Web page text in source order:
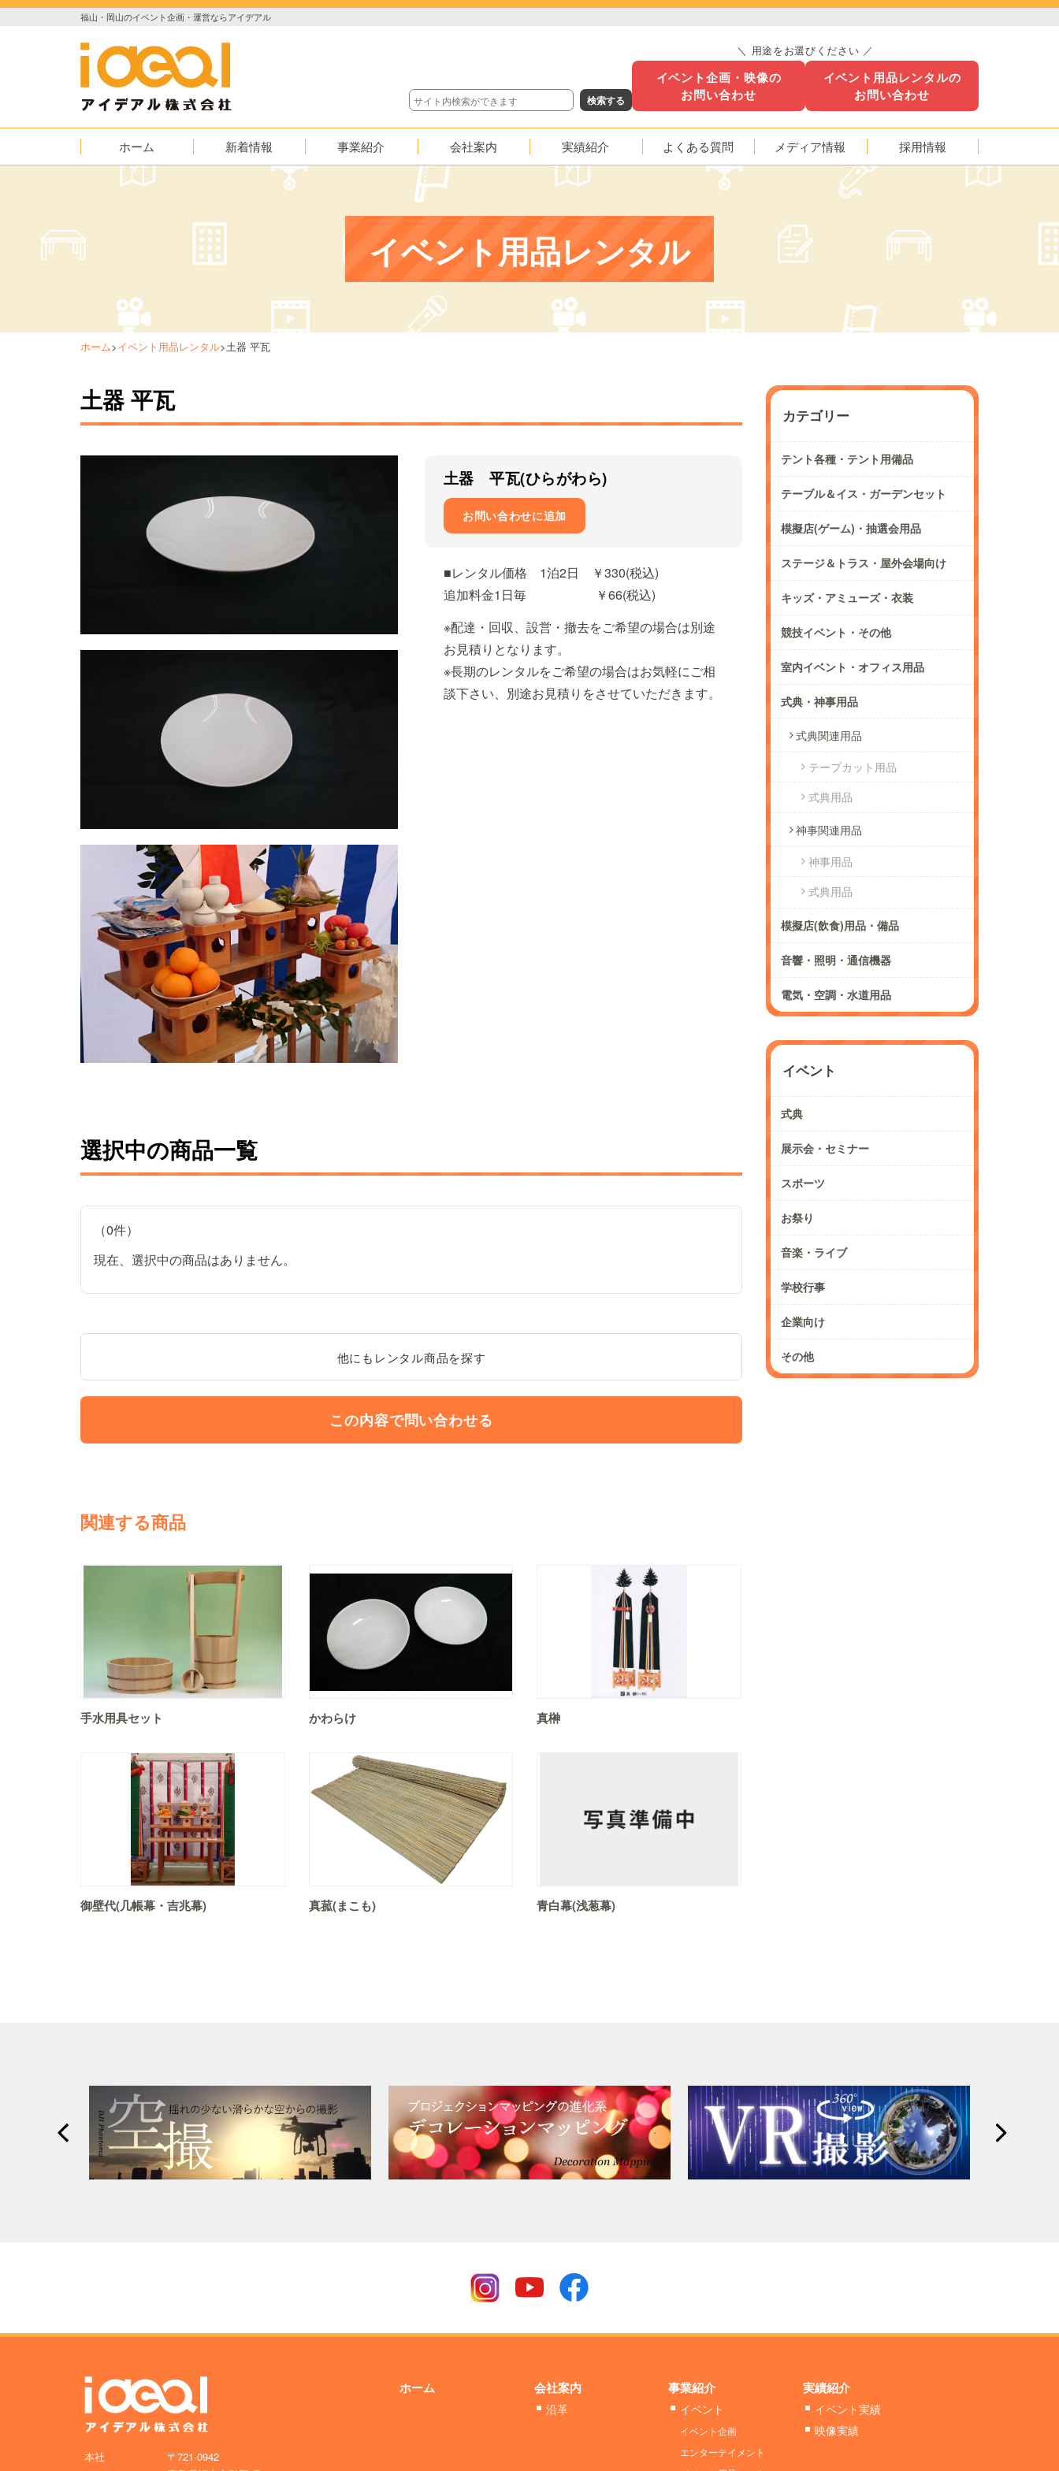
福山・岡山のイベント企画・運営ならアイデアル
＼ 用途をお選びください ／
イベント企画・映像の
お問い合わせ
イベント用品レンタルの
お問い合わせ
ホーム 新着情報
お知らせ
事業紹介
イベント
AED普及応援
会社案内
沿革
実績紹介
イベント実績
よくある質問 メディア情報 採用情報
イベント用品レンタル
ホーム>イベント用品レンタル>土器 平瓦
土器 平瓦
土器 平瓦(ひらがわら)
お問い合わせに追加
■レンタル価格 1泊2日 ￥330(税込)
追加料金1日毎 ￥66(税込)
※配達・回収、設営・撤去をご希望の場合は別途
お見積りとなります。
※長期のレンタルをご希望の場合はお気軽にご相
談下さい、別途お見積りをさせていただきます。
選択中の商品一覧
（0件）
現在、選択中の商品はありません。
他にもレンタル商品を探す
この内容で問い合わせる
関連する商品
手水用具セット かわらけ 真榊
御壁代(几帳幕・吉兆幕) 真菰(まこも) 青白幕(浅葱幕)
カテゴリー
テント各種・テント用備品
テーブル＆イス・ガーデンセット
模擬店(ゲーム)・抽選会用品
ステージ＆トラス・屋外会場向け
キッズ・アミューズ・衣装
競技イベント・その他
室内イベント・オフィス用品
式典・神事用品
式典関連用品
テープカット用品
式典用品
神事関連用品
神事用品
式典用品
模擬店(飲食)用品・備品
音響・照明・通信機器
電気・空調・水道用品
イベント
式典
展示会・セミナー
スポーツ
お祭り
音楽・ライブ
学校行事
企業向け
その他
本社
〒721-0942
ホーム 会社案内
沿革
事業紹介
イベント
イベント企画
エンターテイメント
実績紹介
イベント実績
映像実績